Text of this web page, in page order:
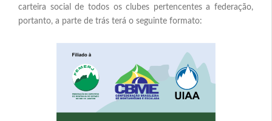
carteira social de todos os clubes pertencentes a federação,
portanto, a parte de trás terá o seguinte formato: